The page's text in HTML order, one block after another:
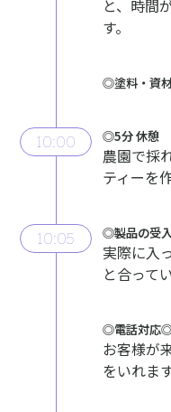
と、時間
す。
◎塗料・資
10:00 ◎5分 休憩
農園で採
ティーを
10:05 ◎製品の受
実際に⼊
と合って
◎電話対応
お客様が
をいれます